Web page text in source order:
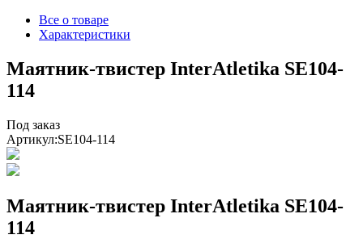
Все о товаре
Характеристики
Маятник-твистер InterAtletika SE104-
114
Под заказ
Артикул:SE104-114
Маятник-твистер InterAtletika SE104-
114